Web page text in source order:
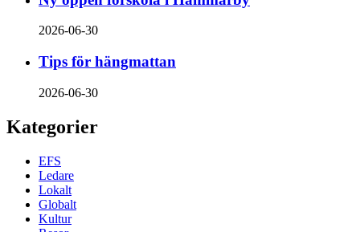
2026-06-30
Tips för hängmattan
2026-06-30
Kategorier
EFS
Ledare
Lokalt
Globalt
Kultur